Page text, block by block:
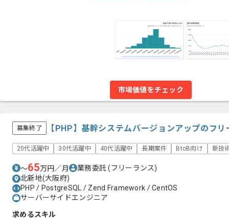
市場価値をチェック
募集終了 【PHP】基幹システムバージョンアップのフ
20代活躍中 30代活躍中 40代活躍中 長期案件 BtoB向け 新技
〜65万円／月 業務委託(フリーランス)
北新地(大阪府)
PHP / PostgreSQL / Zend Framework / CentOS
サーバーサイドエンジニア
求めるスキル